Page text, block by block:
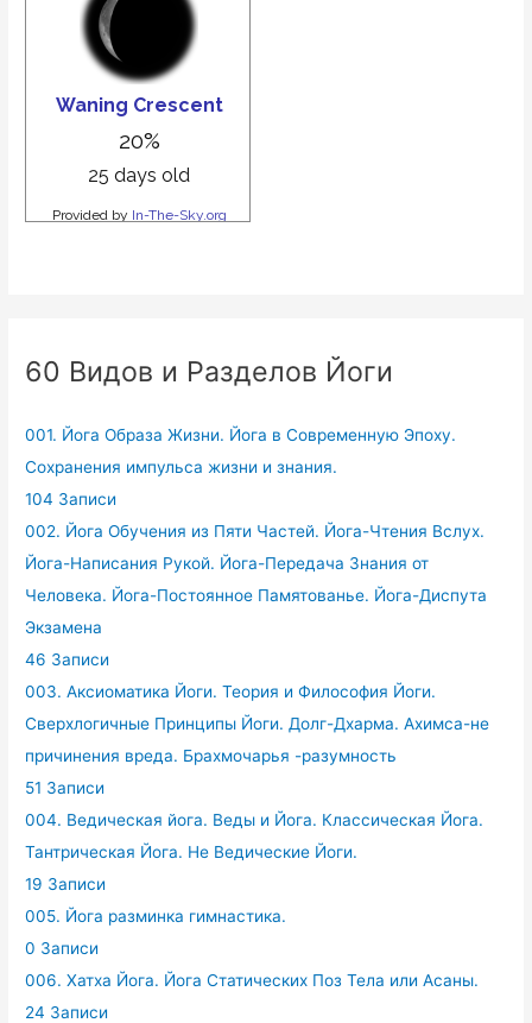
60 Видов и Разделов Йоги
001. Йога Образа Жизни. Йога в Современную Эпоху.
Сохранения импульса жизни и знания.
104 Записи
002. Йога Обучения из Пяти Частей. Йога-Чтения Вслух.
Йога-Написания Рукой. Йога-Передача Знания от
Человека. Йога-Постоянное Памятованье. Йога-Диспута
Экзамена
46 Записи
003. Аксиоматика Йоги. Теория и Философия Йоги.
Сверхлогичные Принципы Йоги. Долг-Дхарма. Ахимса-не
причинения вреда. Брахмочарья -разумность
51 Записи
004. Ведическая йога. Веды и Йога. Классическая Йога.
Тантрическая Йога. Не Ведические Йоги.
19 Записи
005. Йога разминка гимнастика.
0 Записи
006. Хатха Йога. Йога Статических Поз Тела или Асаны.
24 Записи